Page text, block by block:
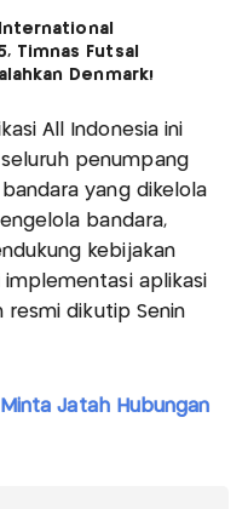
Timnas Futsal
Denmark!
All Indonesia ini
penumpang
yang dikelola
bandara,
kebijakan
implementasi aplikasi
resmi dikutip Senin
Jatah Hubungan